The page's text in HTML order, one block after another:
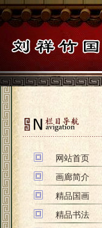
网站首页
画廊简介
精品国画
精品书法